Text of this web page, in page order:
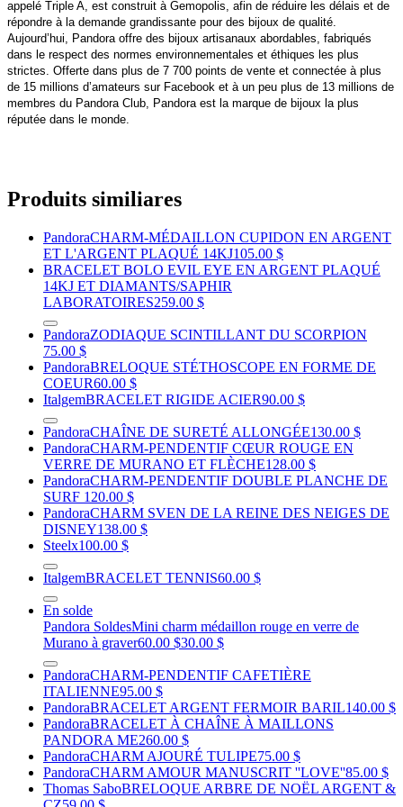
appelé Triple A, est construit à Gemopolis, afin de réduire les délais et de
répondre à la demande grandissante pour des bijoux de qualité.
Aujourd’hui, Pandora offre des bijoux artisanaux abordables, fabriqués
dans le respect des normes environnementales et éthiques les plus
strictes. Offerte dans plus de 7 700 points de vente et connectée à plus
de 15 millions d’amateurs sur Facebook et à un peu plus de 13 millions de
membres du Pandora Club, Pandora est la marque de bijoux la plus
réputée dans le monde.
Produits similiares
PandoraCHARM-MÉDAILLON CUPIDON EN ARGENT
ET L'ARGENT PLAQUÉ 14KJ105.00 $
BRACELET BOLO EVIL EYE EN ARGENT PLAQUÉ
14KJ ET DIAMANTS/SAPHIR
LABORATOIRES259.00 $
PandoraZODIAQUE SCINTILLANT DU SCORPION
75.00 $
PandoraBRELOQUE STÉTHOSCOPE EN FORME DE
COEUR60.00 $
ItalgemBRACELET RIGIDE ACIER90.00 $
PandoraCHAÎNE DE SURETÉ ALLONGÉE130.00 $
PandoraCHARM-PENDENTIF CŒUR ROUGE EN
VERRE DE MURANO ET FLÈCHE128.00 $
PandoraCHARM-PENDENTIF DOUBLE PLANCHE DE
SURF 120.00 $
PandoraCHARM SVEN DE LA REINE DES NEIGES DE
DISNEY138.00 $
Steelx100.00 $
ItalgemBRACELET TENNIS60.00 $
En solde
Pandora SoldesMini charm médaillon rouge en verre de
Murano à graver60.00 $30.00 $
PandoraCHARM-PENDENTIF CAFETIÈRE
ITALIENNE95.00 $
PandoraBRACELET ARGENT FERMOIR BARIL140.00 $
PandoraBRACELET À CHAÎNE À MAILLONS
PANDORA ME260.00 $
PandoraCHARM AJOURÉ TULIPE75.00 $
PandoraCHARM AMOUR MANUSCRIT ''LOVE''85.00 $
Thomas SaboBRELOQUE ARBRE DE NOËL ARGENT &